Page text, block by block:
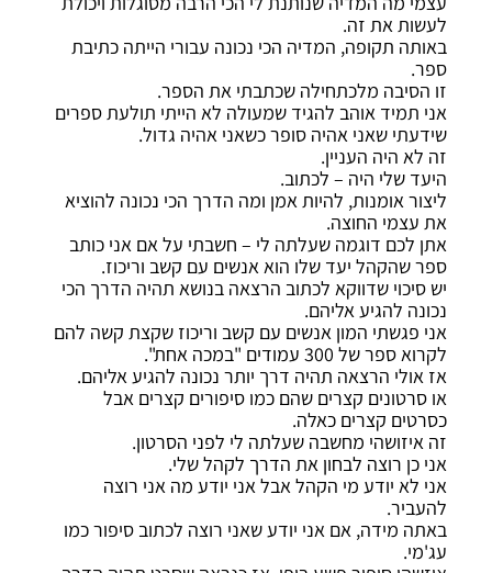
לעשות את זה.
באותה תקופה, המדיה הכי נכונה עבורי הייתה כתיבת
ספר.
זו הסיבה מלכתחילה שכתבתי את הספר.
אני תמיד אוהב להגיד שמעולה לא הייתי תולעת ספרים
שידעתי שאני אהיה סופר כשאני אהיה גדול.
זה לא היה העניין.
היעד שלי היה – לכתוב.
ליצור אומנות, להיות אמן ומה הדרך הכי נכונה להוציא
את עצמי החוצה.
אתן לכם דוגמה שעלתה לי – חשבתי על אם אני כותב
ספר שהקהל יעד שלו הוא אנשים עם קשב וריכוז.
יש סיכוי שדווקא לכתוב הרצאה בנושא תהיה הדרך הכי
נכונה להגיע אליהם.
אני פגשתי המון אנשים עם קשב וריכוז שקצת קשה להם
לקרוא ספר של 300 עמודים "במכה אחת".
אז אולי הרצאה תהיה דרך יותר נכונה להגיע אליהם.
או סרטונים קצרים שהם כמו סיפורים קצרים אבל
כסרטים קצרים כאלה.
זה איזושהי מחשבה שעלתה לי לפני הסרטון.
אני כן רוצה לבחון את הדרך לקהל שלי.
אני לא יודע מי הקהל אבל אני יודע מה אני רוצה
להעביר.
באתה מידה, אם אני יודע שאני רוצה לכתוב סיפור כמו
עג'מי.